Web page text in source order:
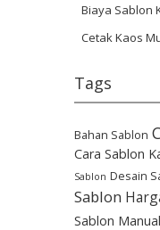
Biaya Sablon
Cetak Kaos
Tags
Bahan Sablon
Cara Sablon
Sablon Desain
Sablon
Sablon Manual